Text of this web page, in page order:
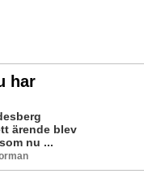
har
ärende blev
nu ...